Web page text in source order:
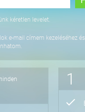
kéretlen levelet.
e-mail címem kezeléséhez
1
Ft
pihenés a
részére a Dunakanyarban